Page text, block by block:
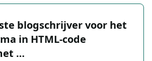
blogschrijver voor het
in HTML-code
…